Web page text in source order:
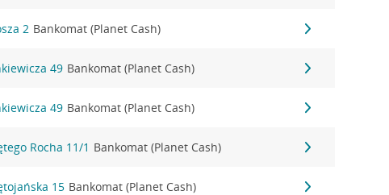
2 Bankomat (Planet Cash)
49 Bankomat (Planet Cash)
49 Bankomat (Planet Cash)
Rocha 11/1 Bankomat (Planet Cash)
15 Bankomat (Planet Cash)